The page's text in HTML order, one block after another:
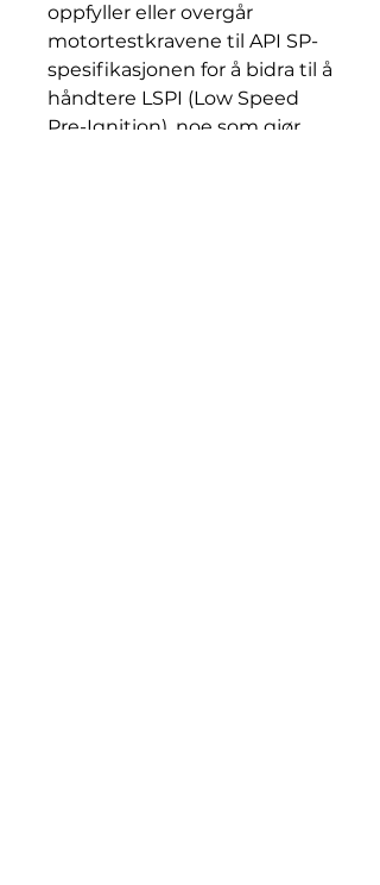
oppfyller eller overgår
motortestkravene til API SP-
spesifikasjonen for å bidra til å
håndtere LSPI (Low Speed
Pre-Ignition), noe som gjør